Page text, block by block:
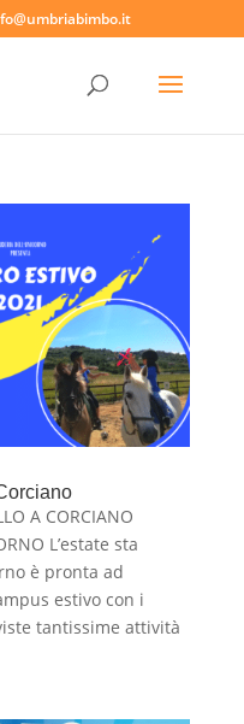
A CORCIANO
L’estate sta
è pronta ad
estivo con i
tantissime attività